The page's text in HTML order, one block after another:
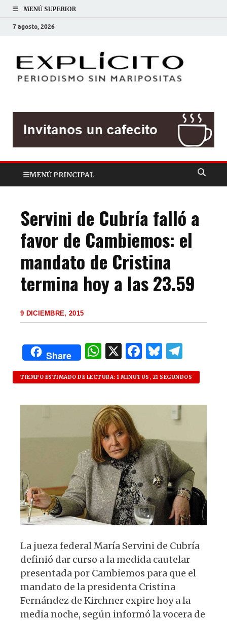
MENÚ SUPERIOR
7 agosto, 2026
MENÚ PRINCIPAL
Servini de Cubría falló a
favor de Cambiemos: el
mandato de Cristina
termina hoy a las 23.59
9 DICIEMBRE, 2015
Share
W
h
at
s
A
p
p
X F
a
c
e
o
o
k
B
lu
es
k
el
e
g
TIEMPO ESTIMADO DE LECTURA: 1 MINUTOS, 21 SEGUNDOS
La jueza federal María Servini de Cubría
definió dar curso a la medida cautelar
presentada por Cambiemos para que el
mandato de la presidenta Cristina
Fernández de Kirchner expire hoy a la
media noche, según informó la vocera de